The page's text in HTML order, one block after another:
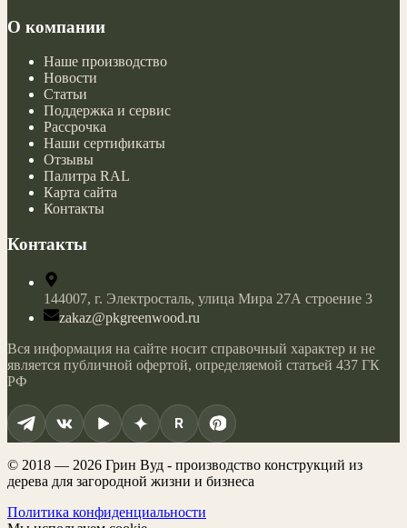
О компании
Наше производство
Новости
Статьи
Поддержка и сервис
Рассрочка
Наши сертификаты
Отзывы
Палитра RAL
Карта сайта
Контакты
Контакты
144007, г. Электросталь, улица Мира 27А строение 3
zakaz@pkgreenwood.ru
Вся информация на сайте носит справочный характер и не
является публичной офертой, определяемой статьей 437 ГК
РФ
R
© 2018 — 2026 Грин Вуд - производство конструкций из
дерева для загородной жизни и бизнеса
Политика конфиденциальности